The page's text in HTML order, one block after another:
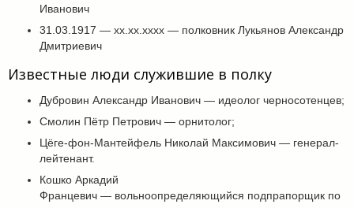
Иванович
31.03.1917 — хх.хх.хххх — полковник Лукьянов Александр
Дмитриевич
Известные люди служившие в полку
Дубровин Александр Иванович — идеолог черносотенцев;
Смолин Пётр Петрович — орнитолог;
Цёге-фон-Мантейфель Николай Максимович — генерал-
лейтенант.
Кошко Аркадий
Францевич — вольноопределяющийся подпрапорщик по